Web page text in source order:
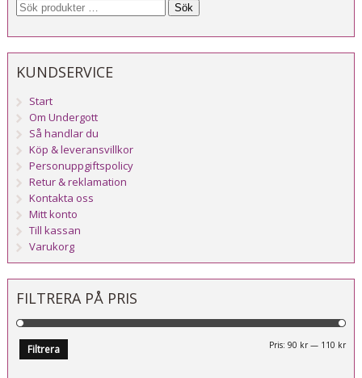
Sök
KUNDSERVICE
Start
Om Undergott
Så handlar du
Köp & leveransvillkor
Personuppgiftspolicy
Retur & reklamation
Kontakta oss
Mitt konto
Till kassan
Varukorg
FILTRERA PÅ PRIS
Filtrera Pris:90 kr — 110 kr